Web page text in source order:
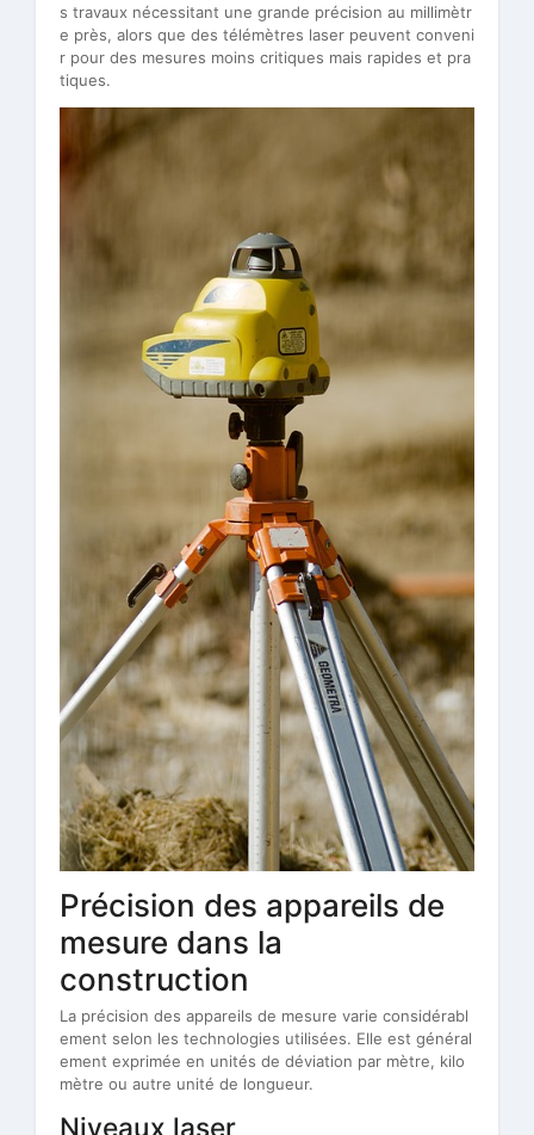
s travaux nécessitant une grande précision au millimètr
e près, alors que des télémètres laser peuvent conveni
r pour des mesures moins critiques mais rapides et pra
tiques.
Précision des appareils de
mesure dans la
construction
La précision des appareils de mesure varie considérabl
ement selon les technologies utilisées. Elle est général
ement exprimée en unités de déviation par mètre, kilo
mètre ou autre unité de longueur.
Niveaux laser